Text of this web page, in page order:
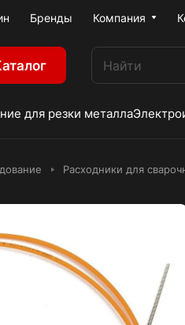
Бренды Компания
для резки металла
Расходники для